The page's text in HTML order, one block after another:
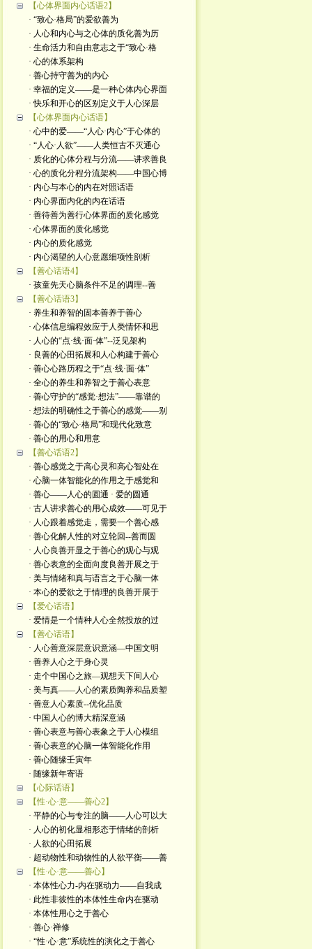
【心体界面内心话语2】
· “致心·格局”的爱欲善为
· 人心和内心与之心体的质化善为历
· 生命活力和自由意志之于“致心·格
· 心的体系架构
· 善心持守善为的内心
· 幸福的定义——是一种心体内心界面
· 快乐和开心的区别定义于人心深层
【心体界面内心话语】
· 心中的爱——“人心·内心”于心体的
· “人心·人欲”——人类恒古不灭通心
· 质化的心体分程与分流——讲求善良
· 心的质化分程分流架构——中国心博
· 内心与本心的内在对照话语
· 内心界面内化的内在话语
· 善待善为善行心体界面的质化感觉
· 心体界面的质化感觉
· 内心的质化感觉
· 内心渴望的人心意愿细项性剖析
【善心话语4】
· 孩童先天心脑条件不足的调理--善
【善心话语3】
· 养生和养智的固本善养于善心
· 心体信息编程效应于人类情怀和思
· 人心的“点·线·面·体”--泛见架构
· 良善的心田拓展和人心构建于善心
· 善心心路历程之于“点·线·面·体”
· 全心的养生和养智之于善心表意
· 善心守护的“感觉·想法”——靠谱的
· 想法的明确性之于善心的感觉——别
· 善心的“致心·格局”和现代化致意
· 善心的用心和用意
【善心话语2】
· 善心感觉之于高心灵和高心智处在
· 心脑一体智能化的作用之于感觉和
· 善心——人心的圆通 · 爱的圆通
· 古人讲求善心的用心成效——可见于
· 人心跟着感觉走，需要一个善心感
· 善心化解人性的对立轮回--善而圆
· 人心良善开显之于善心的观心与观
· 善心表意的全面向度良善开展之于
· 美与情绪和真与语言之于心脑一体
· 本心的爱欲之于情理的良善开展于
【爱心话语】
· 爱情是一个情种人心全然投放的过
【善心话语】
· 人心善意深层意识意涵—中国文明
· 善养人心之于身心灵
· 走个中国心之旅—观想天下间人心
· 美与真——人心的素质陶养和品质塑
· 善意人心素质--优化品质
· 中国人心的博大精深意涵
· 善心表意与善心表象之于人心模组
· 善心表意的心脑一体智能化作用
· 善心随缘壬寅年
· 随缘新年寄语
【心际话语】
【性·心·意——善心2】
· 平静的心与专注的脑——人心可以大
· 人心的初化显相形态于情绪的剖析
· 人欲的心田拓展
· 超动物性和动物性的人欲平衡——善
【性·心·意——善心】
· 本体性心力-内在驱动力——自我成
· 此性非彼性的本体性生命内在驱动
· 本体性用心之于善心
· 善心·禅修
· “性·心·意”系统性的演化之于善心